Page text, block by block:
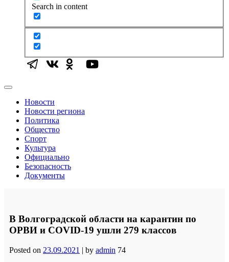
Search in content
Новости
Новости региона
Политика
Общество
Спорт
Культура
Официально
Безопасность
Документы
В Волгоградской области на карантин по
ОРВИ и COVID-19 ушли 279 классов
Posted on 23.09.2021 | by admin 74